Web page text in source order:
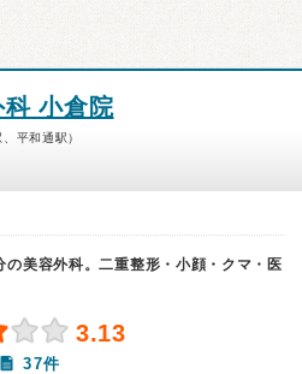
小倉院
平和通駅）
美容外科。二重整形・小顔・クマ・医
3.13
37件